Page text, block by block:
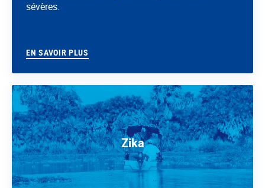
sévères.
EN SAVOIR PLUS
Zika